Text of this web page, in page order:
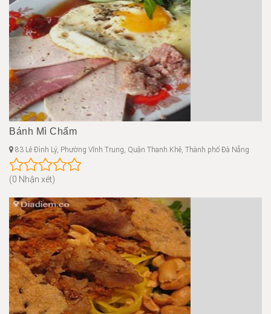
Bánh Mì Chấm
83 Lê Đình Lý, Phường Vĩnh Trung, Quận Thanh Khê, Thành phố Đà Nẵng
(0 Nhận xét)